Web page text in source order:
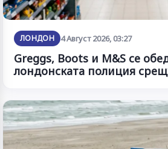
ЛОНДОН 4 Август 2026, 03:27
Greggs, Boots и M&S се
лондонската полиция